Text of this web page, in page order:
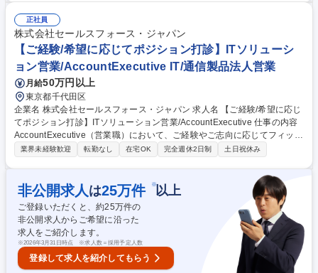
せいただいたお客様への対応 ■商品の特徴や導入メリットをオンラインで
ご説明し、ご契約後は工事の流れをご案内※月5~6件の成約を目指します
■工事日程の調整やお客様フォロー ■セールスフォースなどの最新ツール
を使った効率的な業務 ※営業(8割)/施工管理(2割)程度 ※災害対策や電気
代節約で商材ニーズは拡大しております♪ 募集職種 【住宅用エコ商材(太
陽光発電・蓄電池等)営業】お客様のお問合せに対応/WEB商談
正社員
株式会社セールスフォース・ジャパン
【ご経験/希望に応じてポジション打診】ITソリューシ
ョン営業/AccountExecutive IT/通信製品法人営業
月給50万円以上
東京都千代田区
企業名 株式会社セールスフォース・ジャパン 求人名 【ご経験/希望に応じ
てポジション打診】ITソリューション営業/AccountExecutive 仕事の内容
AccountExecutive（営業職）において、ご経験やご志向に応じてフィット
するポジション提案します。CRMだけでなく、Tableau/MuleSoft/マーケ
アカウント営業（EBU）：大手企業向けアカウントセールス ■アカウント
営業（CBU）：中小企業向けアカウントセールス ■Tableau営業：Tablea
u（BIツール）専任セールス ■MuleSoft営業：MuleSoft(システム統合プラ
ットフォーム)専任セールス ■Digital営業：マーケティング/コマース/デー
タ製品専任セールス 募集職種 【ご経験/希望に応じてポジション打診】IT
ソリューション営業/AccountExecutive
業界未経験歓迎 転勤なし 在宅OK 完全週休2日制 土日祝休み
非公開求人 は25万件 ※以上
ご登録いただくと、約25万件の
非公開求人からご希望に沿った
求人をご紹介します。
※2026年3月31日時点 ※求人数＝採用予定人数
登録して求人を紹介してもらう